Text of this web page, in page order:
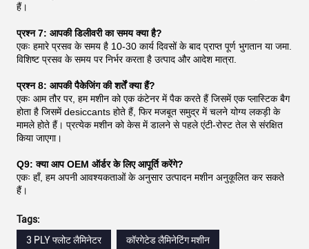
हैं।
प्रश्न 7: आपकी डिलीवरी का समय क्या है?
एकः हमारे प्रसव के समय है 10-30 कार्य दिवसों के बाद प्राप्त पूर्ण भुगतान या जमा.
विशिष्ट प्रसव के समय पर निर्भर करता है उत्पाद और आदेश मात्रा.
प्रश्न 8: आपकी पैकेजिंग की शर्तें क्या हैं?
एकः आम तौर पर, हम मशीन को एक कंटेनर में पैक करते हैं जिसमें एक प्लास्टिक बैग
होता है जिसमें desiccants होते हैं, फिर मजबूत समुद्र में चलने योग्य लकड़ी के
मामले होते हैं। प्रत्येक मशीन को केस में डालने से पहले एंटी-रोस्ट तेल से संरक्षित
किया जाएगा।
Q9: क्या आप OEM ऑर्डर के लिए आपूर्ति करेंगे?
एकः हाँ, हम अपनी आवश्यकताओं के अनुसार उत्पादन मशीन अनुकूलित कर सकते
हैं।
Tags:
3 PLY फ्लोट लैमिनेटर
कॉरगेटेड लैमिनेटिंग मशीन